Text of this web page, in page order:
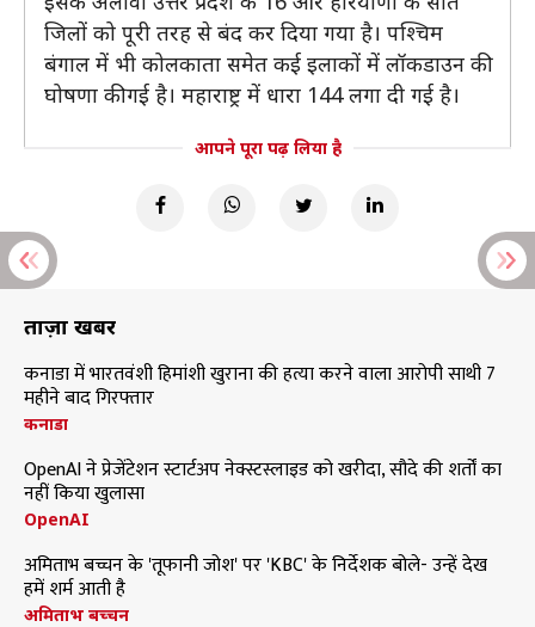
जिलों को पूरी तरह से बंद कर दिया गया है। पश्चिम
बंगाल में भी कोलकाता समेत कई इलाकों में लॉकडाउन की
घोषणा की गई है। महाराष्ट्र में धारा 144 लगा दी गई है।
आपने पूरा पढ़ लिया है
ताज़ा खबरें
कनाडा में भारतवंशी हिमांशी खुराना की हत्या करने वाला आरोपी साथी 7
महीने बाद गिरफ्तार
कनाडा
OpenAI ने प्रेजेंटेशन स्टार्टअप नेक्स्टस्लाइड को खरीदा, सौदे की शर्तों का
नहीं किया खुलासा
OpenAI
अमिताभ बच्चन के 'तूफानी जोश' पर 'KBC' के निर्देशक बोले- उन्हें देख
हमें शर्म आती है
अमिताभ बच्चन